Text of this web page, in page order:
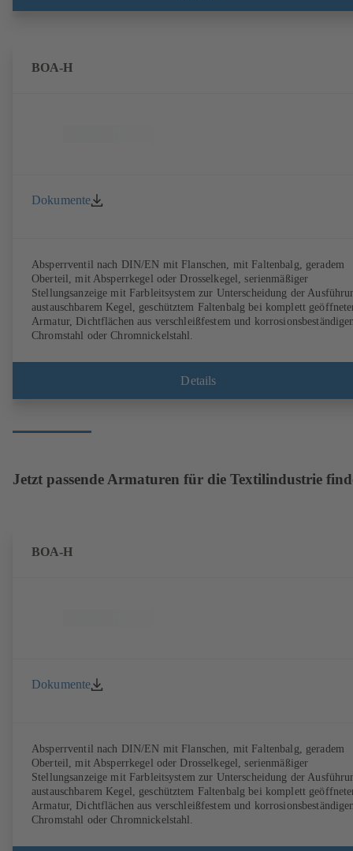
BOA-H
Dokumente
Absperrventil nach DIN/EN mit Flanschen, mit Faltenbalg, geradem
Oberteil, mit Absperrkegel oder Drosselkegel, serienmäßiger
Stellungsanzeige mit Farbleitsystem zur Unterscheidung der
austauschbarem Kegel, geschütztem Faltenbalg bei komplett
Armatur, Dichtflächen aus verschleißfestem und
Chromstahl oder Chromnickelstahl.
Details
Jetzt passende Armaturen für die Textilindustrie
BOA-H
Dokumente
Absperrventil nach DIN/EN mit Flanschen, mit Faltenbalg, geradem
Oberteil, mit Absperrkegel oder Drosselkegel, serienmäßiger
Stellungsanzeige mit Farbleitsystem zur Unterscheidung der
austauschbarem Kegel, geschütztem Faltenbalg bei komplett
Armatur, Dichtflächen aus verschleißfestem und
Chromstahl oder Chromnickelstahl.